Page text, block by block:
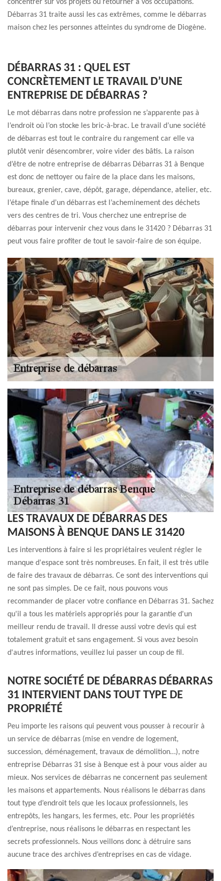
concentrer sur vos projets ou retourner à vos occupations.
Débarras 31 traite aussi les cas extrêmes, comme le débarras
maison chez les personnes atteintes du syndrome de Diogène.
DÉBARRAS 31 : QUEL EST
CONCRÈTEMENT LE TRAVAIL D’UNE
ENTREPRISE DE DÉBARRAS ?
Le mot débarras dans notre profession ne s’apparente pas à
l’endroit où l’on stocke les bric-à-brac. Le travail d’une société
de débarras est tout le contraire du rangement car elle va
plutôt venir désencombrer, voire vider des bâtis. La raison
d’être de notre entreprise de débarras Débarras 31 à Benque
est donc de nettoyer ou faire de la place dans les maisons,
bureaux, grenier, cave, dépôt, garage, dépendance, atelier, etc.
l’étape finale d’un débarras est l’acheminement des déchets
vers des centres de tri. Vous cherchez une entreprise de
débarras pour intervenir chez vous dans le 31420 ? Débarras 31
peut vous faire profiter de tout le savoir-faire de son équipe.
LES TRAVAUX DE DÉBARRAS DES
MAISONS À BENQUE DANS LE 31420
Les interventions à faire si les propriétaires veulent régler le
manque d'espace sont très nombreuses. En fait, il est très utile
de faire des travaux de débarras. Ce sont des interventions qui
ne sont pas simples. De ce fait, nous pouvons vous
recommander de placer votre confiance en Débarras 31. Sachez
qu'il a tous les matériels appropriés pour la garantie d'un
meilleur rendu de travail. Il dresse aussi votre devis qui est
totalement gratuit et sans engagement. Si vous avez besoin
d'autres informations, veuillez lui passer un coup de fil.
NOTRE SOCIÉTÉ DE DÉBARRAS DÉBARRAS
31 INTERVIENT DANS TOUT TYPE DE
PROPRIÉTÉ
Peu importe les raisons qui peuvent vous pousser à recourir à
un service de débarras (mise en vendre de logement,
succession, déménagement, travaux de démolition…), notre
entreprise Débarras 31 sise à Benque est à pour vous aider au
mieux. Nos services de débarras ne concernent pas seulement
les maisons et appartements. Nous réalisons le débarras dans
tout type d’endroit tels que les locaux professionnels, les
entrepôts, les hangars, les fermes, etc. Pour les propriétés
d’entreprise, nous réalisons le débarras en respectant les
secrets professionnels. Nous veillons donc à détruire sans
aucune trace des archives d’entreprises en cas de vidage.